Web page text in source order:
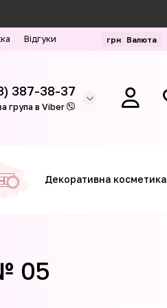
Відгуки грн Валюта
387-38-37
група в Viber
Декоративна косметика
05